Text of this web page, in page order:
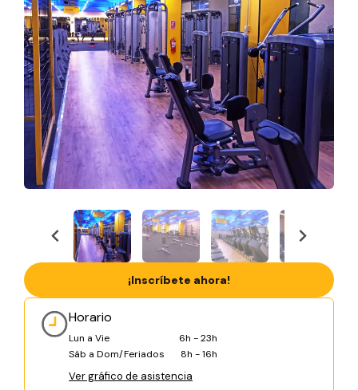
Horario
Lun a Vie
6h - 23h
Sáb a Dom/Feriados
8h - 16h
Ver gráfico de asistencia
¡Inscríbete ahora!